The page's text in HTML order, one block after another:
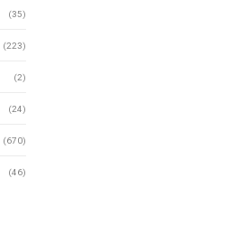
(35)
(223)
(2)
(24)
(670)
(46)